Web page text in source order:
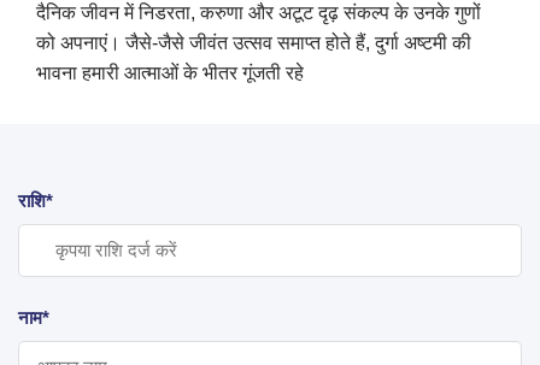
दैनिक जीवन में निडरता, करुणा और अटूट दृढ़ संकल्प के उनके गुणों
को अपनाएं। जैसे-जैसे जीवंत उत्सव समाप्त होते हैं, दुर्गा अष्टमी की
भावना हमारी आत्माओं के भीतर गूंजती रहे
राशि*
नाम*